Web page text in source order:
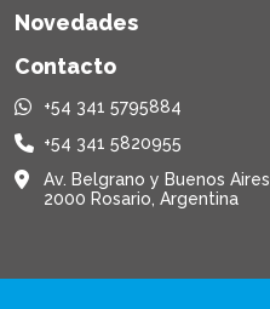
Novedades
Contacto
+54 341 5795884
+54 341 5820955
Av. Belgrano y Buenos Aires
2000 Rosario, Argentina